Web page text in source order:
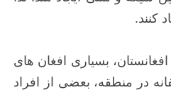
کنند.
بسیاری افغان های
در منطقه، بعضی از افراد